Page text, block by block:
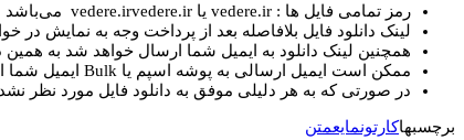
رمز تمامی فایل ها : vedere.ir یا vedere.irvedere.ir می‌باشد
لینک دانلود فایل بلافاصله بعد از پرداخت وجه به نمایش در
همچنین لینک دانلود به ایمیل شما ارسال خواهد شد به همین
ممکن است ایمیل ارسالی به پوشه اسپم یا Bulk ایمیل شما ارسال شده باشد.
در صورتی که به هر دلیلی موفق به دانلود فایل مورد نظر
برچسبهاکارتونمایعمتن